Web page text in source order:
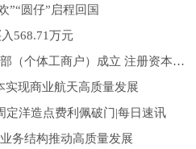
”“圆仔”启程回国
568.71万元
包头市昆都仑区嘉木建材经销部（个体工商户）成立 注册资本1万人民币
实现商业航天高质量发展
定洋造点费利佩破门|每日速讯
务结构推动高质量发展